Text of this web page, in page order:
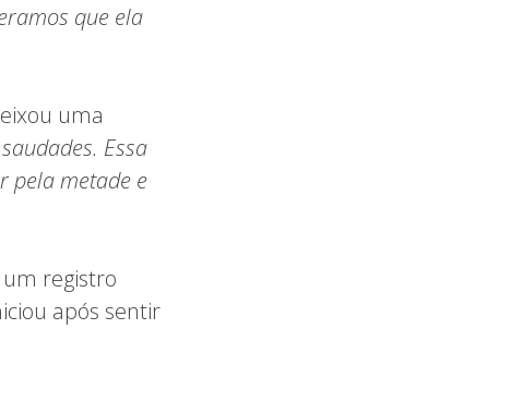
que ela
uma
Essa
pela metade e
registro
após sentir